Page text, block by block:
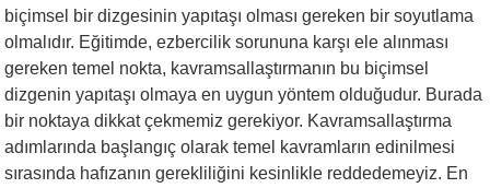
biçimsel bir dizgesinin yapıtaşı olması gereken bir soyutlama
olmalıdır. Eğitimde, ezbercilik sorununa karşı ele alınması
gereken temel nokta, kavramsallaştırmanın bu biçimsel
dizgenin yapıtaşı olmaya en uygun yöntem olduğudur. Burada
bir noktaya dikkat çekmemiz gerekiyor. Kavramsallaştırma
adımlarında başlangıç olarak temel kavramların edinilmesi
sırasında hafızanın gerekliliğini kesinlikle reddedemeyiz. En